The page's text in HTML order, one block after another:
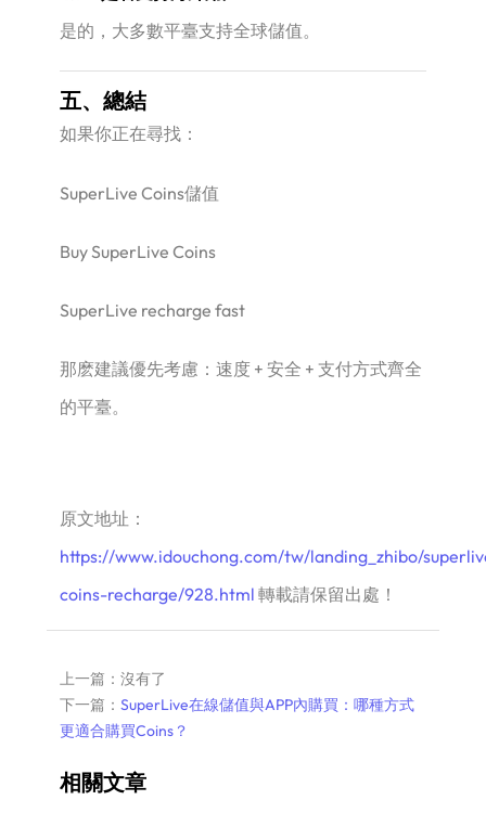
是的，大多數平臺支持全球儲值。
五、總結
如果你正在尋找：
SuperLive Coins儲值
Buy SuperLive Coins
SuperLive recharge fast
那麽建議優先考慮：速度 + 安全 + 支付方式齊全
的平臺。
原文地址：
https://www.idouchong.com/tw/landing_zhibo/
coins-recharge/928.html 轉載請保留出處！
上一篇：沒有了
下一篇： SuperLive在線儲值與APP內購買：哪種方式
更適合購買Coins？
相關文章